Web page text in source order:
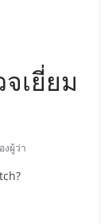
เยี่ยม
งผู้ว่า